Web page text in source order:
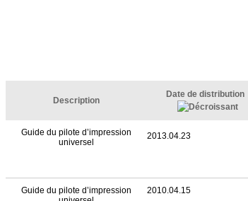
Description
Date de distribution
Guide du pilote d’impression
universel
2013.04.23
Guide du pilote d’impression
2010.04.15